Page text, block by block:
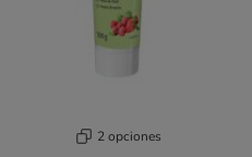
2 opciones